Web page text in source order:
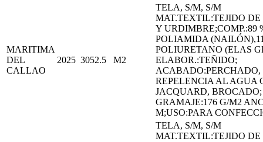
MARITIMA
DEL
CALLAO
2025 3052.5 M2
TELA, S/M, S/M
MAT.TEXTIL:TEJIDO
Y URDIMBRE;COMP.:89
POLIAMIDA
POLIURETANO (ELAS
ELABOR.:TEÑIDO;
ACABADO:PERCHADO,
REPELENCIA AL AGUA
JACQUARD, BROCADO;
GRAMAJE:176 G/M2
M;USO:PARA
TELA, S/M, S/M
MAT.TEXTIL:TEJIDO